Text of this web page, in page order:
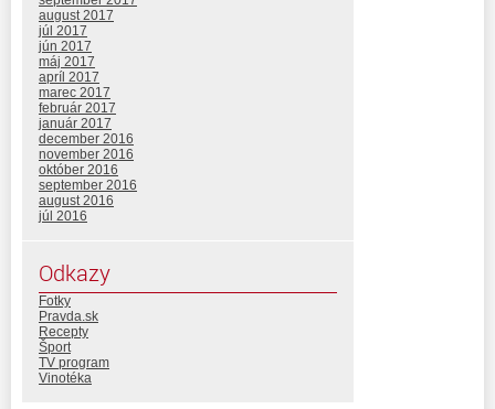
august 2017
júl 2017
jún 2017
máj 2017
apríl 2017
marec 2017
február 2017
január 2017
december 2016
november 2016
október 2016
september 2016
august 2016
júl 2016
Odkazy
Fotky
Pravda.sk
Recepty
Šport
TV program
Vinotéka